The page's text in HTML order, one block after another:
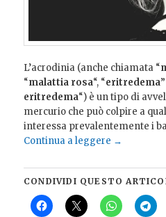
L’acrodinia (anche chiamata “
“malattia rosa“, “eritredema
eritredema“) è un tipo di
mercurio che può colpire a
interessa prevalentemente i
Continua a leggere →
CONDIVIDI QUESTO